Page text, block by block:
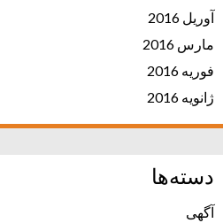
آوریل 2016
مارس 2016
فوریه 2016
ژانویه 2016
دسته‌ها
آگهی